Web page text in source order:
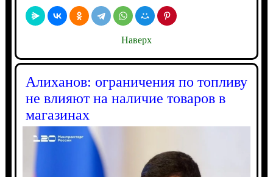
Наверх
Алиханов: ограничения по топливу
не влияют на наличие товаров в
магазинах